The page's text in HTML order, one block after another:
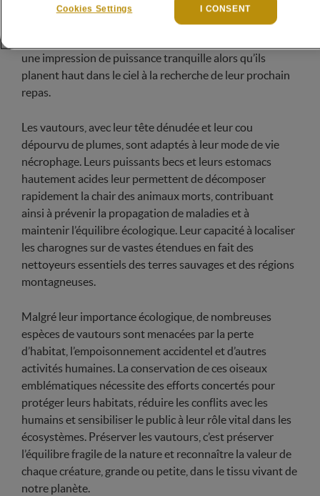
rôle crucial dans les écosystèmes en éliminant les
carcasses et en recyclant la matière organique morte.
une impression de puissance tranquille alors qu’ils
planent haut dans le ciel à la recherche de leur prochain
repas.
Les vautours, avec leur tête dénudée et leur cou
dépourvu de plumes, sont adaptés à leur mode de vie
nécrophage. Leurs puissants becs et leurs estomacs
hautement acides leur permettent de décomposer
rapidement la chair des animaux morts, contribuant
ainsi à prévenir la propagation de maladies et à
maintenir l’équilibre écologique. Leur capacité à localiser
les charognes sur de vastes étendues en fait des
nettoyeurs essentiels des terres sauvages et des régions
montagneuses.
Malgré leur importance écologique, de nombreuses
espèces de vautours sont menacées par la perte
d’habitat, l’empoisonnement accidentel et d’autres
activités humaines. La conservation de ces oiseaux
emblématiques nécessite des efforts concertés pour
protéger leurs habitats, réduire les conflits avec les
humains et sensibiliser le public à leur rôle vital dans les
écosystèmes. Préserver les vautours, c’est préserver
l’équilibre fragile de la nature et reconnaître la valeur de
chaque créature, grande ou petite, dans le tissu vivant de
notre planète.
Cookies Settings I CONSENT